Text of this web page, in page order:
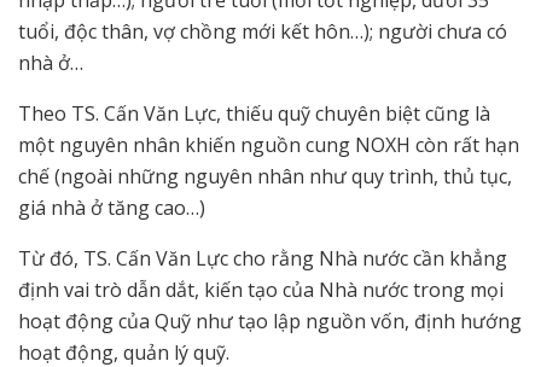
tuổi, độc thân, vợ chồng mới kết hôn…); người chưa có
nhà ở…
Theo TS. Cấn Văn Lực, thiếu quỹ chuyên biệt cũng là
một nguyên nhân khiến nguồn cung NOXH còn rất hạn
chế (ngoài những nguyên nhân như quy trình, thủ tục,
giá nhà ở tăng cao…)
Từ đó, TS. Cấn Văn Lực cho rằng Nhà nước cần khẳng
định vai trò dẫn dắt, kiến tạo của Nhà nước trong mọi
hoạt động của Quỹ như tạo lập nguồn vốn, định hướng
hoạt động, quản lý quỹ.